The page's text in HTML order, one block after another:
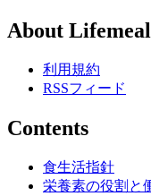
About Lifemeal
利用規約
RSSフィード
Contents
食生活指針
栄養素の役割と